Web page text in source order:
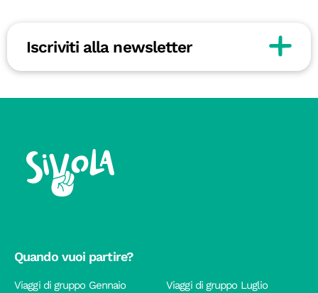
Iscriviti alla newsletter
Quando vuoi partire?
Viaggi di gruppo Gennaio
Viaggi di gruppo Luglio